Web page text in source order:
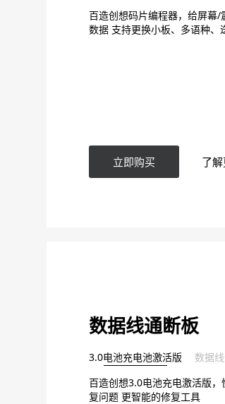
百造创想码片编程器，给屏幕/
数据 支持更换小板、多语种、
立即购买 了
数据线通断板
3.0电池充电池激活版
数据
百造创想3.0电池充电激活版
复问题 更智能的修复工具